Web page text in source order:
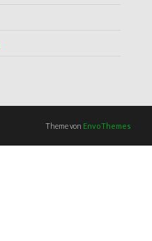
Theme von EnvoThemes